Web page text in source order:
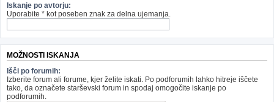
Iskanje po avtorju:
Uporabite * kot poseben znak za delna ujemanja.
MOŽNOSTI ISKANJA
Išči po forumih:
Izberite forum ali forume, kjer želite iskati. Po podforumih lahko hitreje iščete
tako, da označete starševski forum in spodaj omogočite iskanje po
podforumih.